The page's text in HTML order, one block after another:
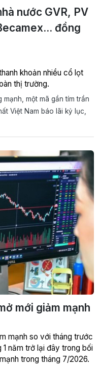
nước GVR, PV
đồng
khoản nhiều cổ lọt
thị trường.
một mã gần tím trần
Việt Nam báo lãi kỷ lục,
mới giảm mạnh
mạnh so với tháng trước
năm trở lại đây trong bối
trong tháng 7/2026.